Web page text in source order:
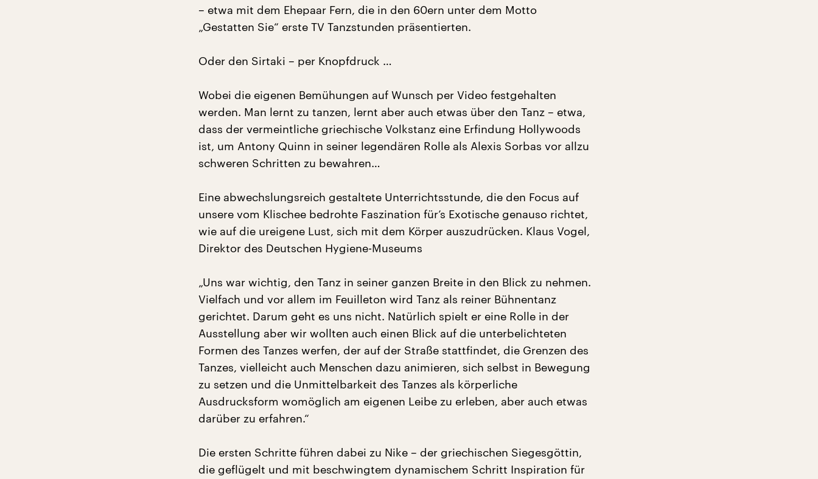
– etwa mit dem Ehepaar Fern, die in den 60ern unter dem Motto
„Gestatten Sie“ erste TV Tanzstunden präsentierten.
Oder den Sirtaki – per Knopfdruck …
Wobei die eigenen Bemühungen auf Wunsch per Video festgehalten
werden. Man lernt zu tanzen, lernt aber auch etwas über den Tanz – etwa,
dass der vermeintliche griechische Volkstanz eine Erfindung Hollywoods
ist, um Antony Quinn in seiner legendären Rolle als Alexis Sorbas vor allzu
schweren Schritten zu bewahren…
Eine abwechslungsreich gestaltete Unterrichtsstunde, die den Focus auf
unsere vom Klischee bedrohte Faszination für’s Exotische genauso richtet,
wie auf die ureigene Lust, sich mit dem Körper auszudrücken. Klaus Vogel,
Direktor des Deutschen Hygiene-Museums
„Uns war wichtig, den Tanz in seiner ganzen Breite in den Blick zu nehmen.
Vielfach und vor allem im Feuilleton wird Tanz als reiner Bühnentanz
gerichtet. Darum geht es uns nicht. Natürlich spielt er eine Rolle in der
Ausstellung aber wir wollten auch einen Blick auf die unterbelichteten
Formen des Tanzes werfen, der auf der Straße stattfindet, die Grenzen des
Tanzes, vielleicht auch Menschen dazu animieren, sich selbst in Bewegung
zu setzen und die Unmittelbarkeit des Tanzes als körperliche
Ausdrucksform womöglich am eigenen Leibe zu erleben, aber auch etwas
darüber zu erfahren.“
Die ersten Schritte führen dabei zu Nike – der griechischen Siegesgöttin,
die geflügelt und mit beschwingtem dynamischem Schritt Inspiration für